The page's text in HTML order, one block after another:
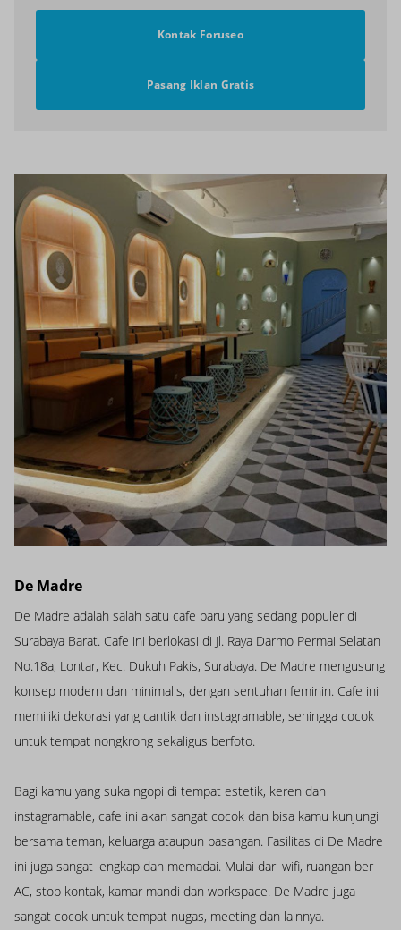
Kontak Foruseo
Pasang Iklan Gratis
De Madre
De Madre adalah salah satu cafe baru yang sedang populer di
Surabaya Barat. Cafe ini berlokasi di Jl. Raya Darmo Permai Selatan
No.18a, Lontar, Kec. Dukuh Pakis, Surabaya. De Madre mengusung
konsep modern dan minimalis, dengan sentuhan feminin. Cafe ini
memiliki dekorasi yang cantik dan instagramable, sehingga cocok
untuk tempat nongkrong sekaligus berfoto.
Bagi kamu yang suka ngopi di tempat estetik, keren dan
instagramable, cafe ini akan sangat cocok dan bisa kamu kunjungi
bersama teman, keluarga ataupun pasangan. Fasilitas di De Madre
ini juga sangat lengkap dan memadai. Mulai dari wifi, ruangan ber
AC, stop kontak, kamar mandi dan workspace. De Madre juga
sangat cocok untuk tempat nugas, meeting dan lainnya.